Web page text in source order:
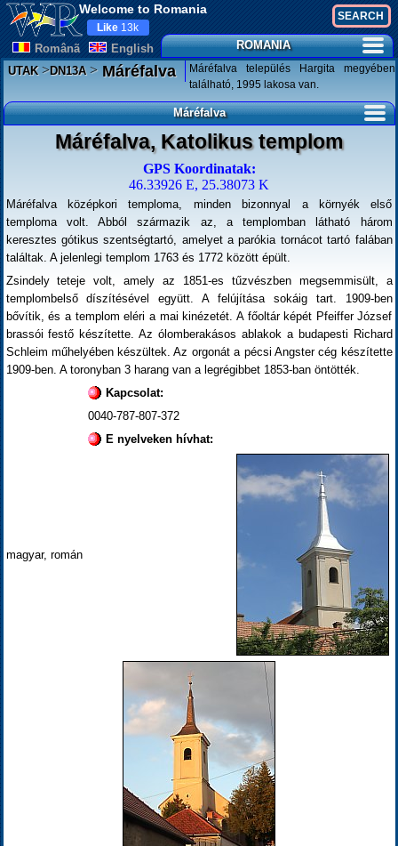
Welcome to Romania
Românã English
Like 13k
ROMANIA
UTAK>DN13A>Máréfalva
Máréfalva település Hargita megyében
található, 1995 lakosa van.
Máréfalva
Máréfalva, Katolikus templom
GPS Koordinatak:
46.33926 E, 25.38073 K
Máréfalva középkori temploma, minden bizonnyal a környék első
temploma volt. Abból származik az, a templomban látható három
keresztes gótikus szentségtartó, amelyet a parókia tornácot tartó falában
találtak. A jelenlegi templom 1763 és 1772 között épült.
Zsindely teteje volt, amely az 1851-es tűzvészben megsemmisült, a
templombelső díszítésével együtt. A felújítása sokáig tart. 1909-ben
bővítik, és a templom eléri a mai kinézetét. A főoltár képét Pfeiffer József
brassói festő készítette. Az ólomberakásos ablakok a budapesti Richard
Schleim műhelyében készültek. Az orgonát a pécsi Angster cég készítette
1909-ben. A toronyban 3 harang van a legrégibbet 1853-ban öntötték.
Kapcsolat:
0040-787-807-372
E nyelveken hívhat:
magyar, román